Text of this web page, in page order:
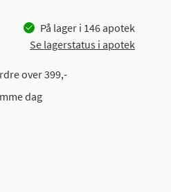
På lager i 146apotek
Se lagerstatus i apotek
over 399,-
dag